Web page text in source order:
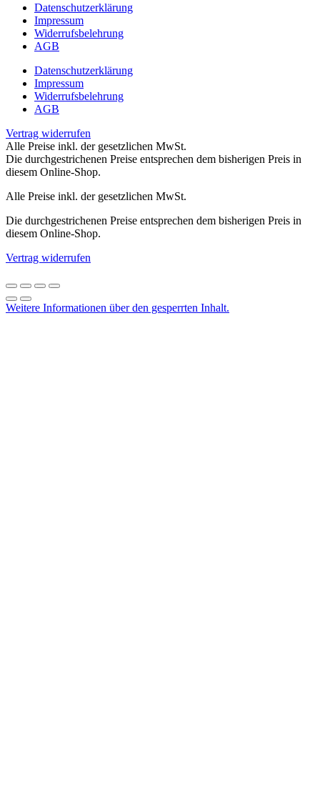
Datenschutzerklärung
Impressum
Widerrufsbelehrung
AGB
Datenschutzerklärung
Impressum
Widerrufsbelehrung
AGB
Vertrag widerrufen
Alle Preise inkl. der gesetzlichen MwSt.
Die durchgestrichenen Preise entsprechen dem bisherigen Preis in
diesem Online-Shop.
Alle Preise inkl. der gesetzlichen MwSt.
Die durchgestrichenen Preise entsprechen dem bisherigen Preis in
diesem Online-Shop.
Vertrag widerrufen
Weitere Informationen über den gesperrten Inhalt.